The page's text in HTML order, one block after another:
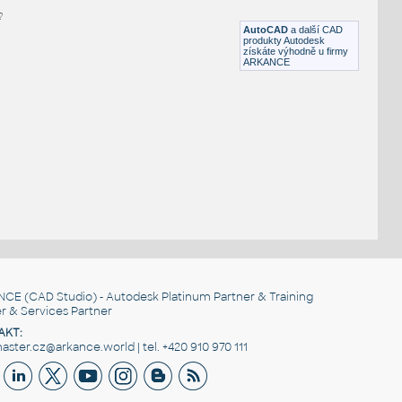
AutoCAD a další CAD
produkty Autodesk
získáte výhodně u firmy
ARKANCE
(CAD Studio) - Autodesk Platinum Partner & Training
& Services Partner
| tel. +420 910 970 111